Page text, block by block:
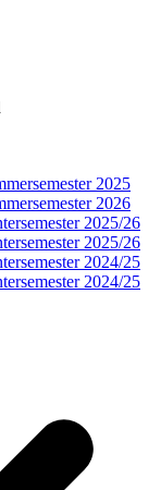
2025
2026
2025/26
2025/26
2024/25
2024/25